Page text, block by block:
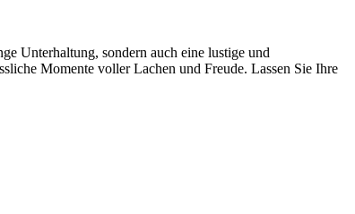
Unterhaltung, sondern auch eine lustige und
Momente voller Lachen und Freude. Lassen Sie Ihre